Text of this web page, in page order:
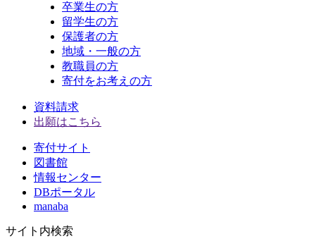
卒業生の方
留学生の方
保護者の方
地域・一般の方
教職員の方
寄付をお考えの方
資料請求
出願はこちら
寄付サイト
図書館
情報センター
DBポータル
manaba
サイト内検索